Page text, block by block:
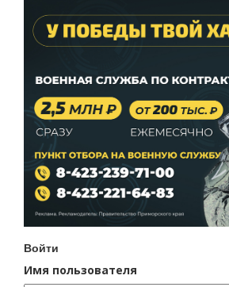
Войти
Имя пользователя